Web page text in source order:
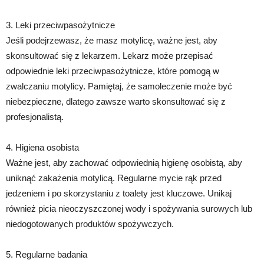
3. Leki przeciwpasożytnicze
Jeśli podejrzewasz, że masz motylicę, ważne jest, aby
skonsultować się z lekarzem. Lekarz może przepisać
odpowiednie leki przeciwpasożytnicze, które pomogą w
zwalczaniu motylicy. Pamiętaj, że samoleczenie może być
niebezpieczne, dlatego zawsze warto skonsultować się z
profesjonalistą.
4. Higiena osobista
Ważne jest, aby zachować odpowiednią higienę osobistą, aby
uniknąć zakażenia motylicą. Regularne mycie rąk przed
jedzeniem i po skorzystaniu z toalety jest kluczowe. Unikaj
również picia nieoczyszczonej wody i spożywania surowych lub
niedogotowanych produktów spożywczych.
5. Regularne badania